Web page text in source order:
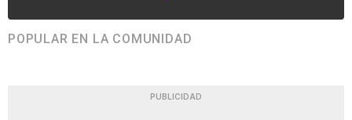
POPULAR EN LA COMUNIDAD
PUBLICIDAD